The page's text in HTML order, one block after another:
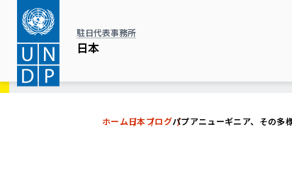
ン
駐日代表事務所
日本
ホーム日本ブログパプアニューギニア、その多